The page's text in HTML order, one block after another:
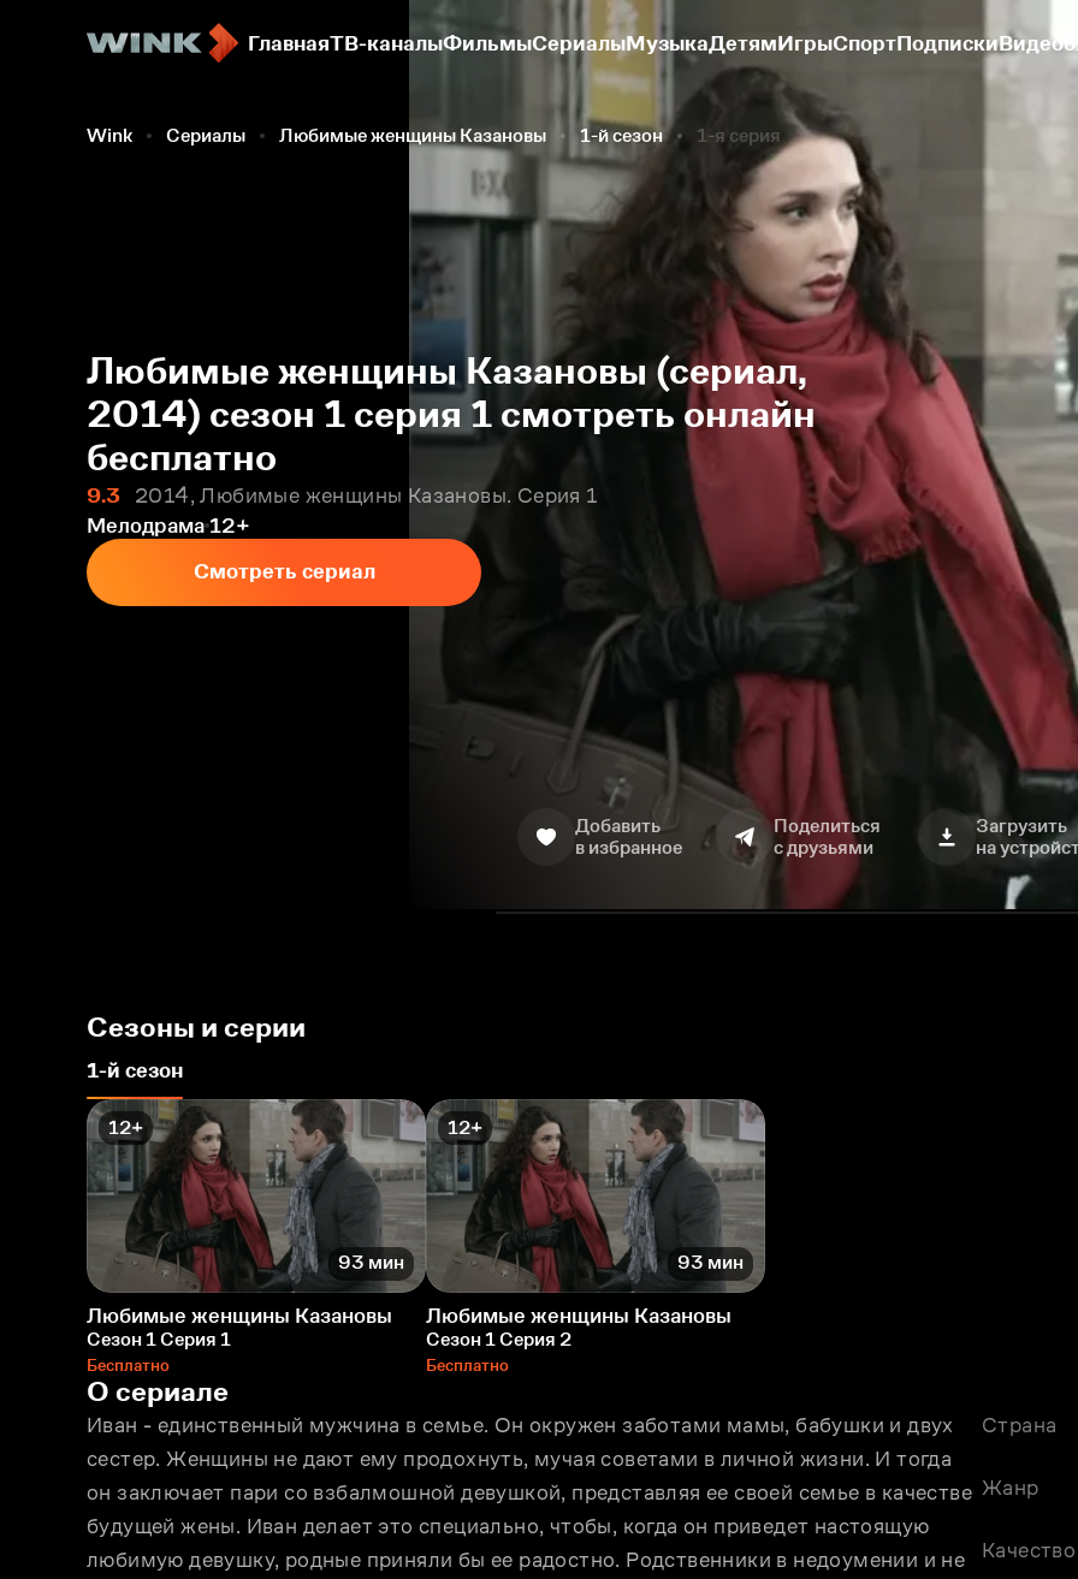
ГлавнаяТВ-каналыФильмыСериалыМузыкаДетямИгрыСпортПодписки
Wink Сериалы Любимые женщины Казановы 1-й сезон 1-я серия
Любимые женщины Казановы (сериал,
2014) сезон 1 серия 1 смотреть онлайн
бесплатно
9.3
2014, Любимые женщины Казановы. Серия 1
Мелодрама 12+
Смотреть сериал
Добавить
в избранное
Поделиться
с друзьями
Загрузить
на
Сезоны и серии
1-й сезон
12+
93 мин
Любимые женщины Казановы
Сезон 1 Серия 1
Бесплатно
12+
93 мин
Любимые женщины Казановы
Сезон 1 Серия 2
Бесплатно
О сериале
Иван - единственный мужчина в семье. Он окружен заботами мамы, бабушки и двух
сестер. Женщины не дают ему продохнуть, мучая советами в личной жизни. И тогда
он заключает пари со взбалмошной девушкой, представляя ее своей семье в качестве
будущей жены. Иван делает это специально, чтобы, когда он приведет настоящую
любимую девушку, родные приняли бы ее радостно. Родственники в недоумении и не
Страна
Жанр
Качество